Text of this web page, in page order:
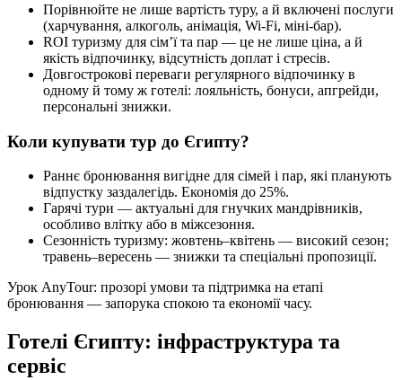
Порівнюйте не лише вартість туру, а й включені послуги
(харчування, алкоголь, анімація, Wi-Fi, міні-бар).
ROI туризму для сім’ї та пар — це не лише ціна, а й
якість відпочинку, відсутність доплат і стресів.
Довгострокові переваги регулярного відпочинку в
одному й тому ж готелі: лояльність, бонуси, апгрейди,
персональні знижки.
Коли купувати тур до Єгипту?
Раннє бронювання вигідне для сімей і пар, які планують
відпустку заздалегідь. Економія до 25%.
Гарячі тури — актуальні для гнучких мандрівників,
особливо влітку або в міжсезоння.
Сезонність туризму: жовтень–квітень — високий сезон;
травень–вересень — знижки та спеціальні пропозиції.
Урок AnyTour: прозорі умови та підтримка на етапі
бронювання — запорука спокою та економії часу.
Готелі Єгипту: інфраструктура та
сервіс